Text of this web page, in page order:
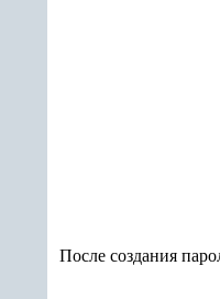
После создания